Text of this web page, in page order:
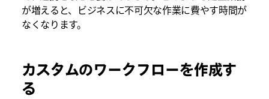
が増えると、ビジネスに不可欠な作業に費やす時間が
なくなります。
カスタムのワークフローを作成す
る